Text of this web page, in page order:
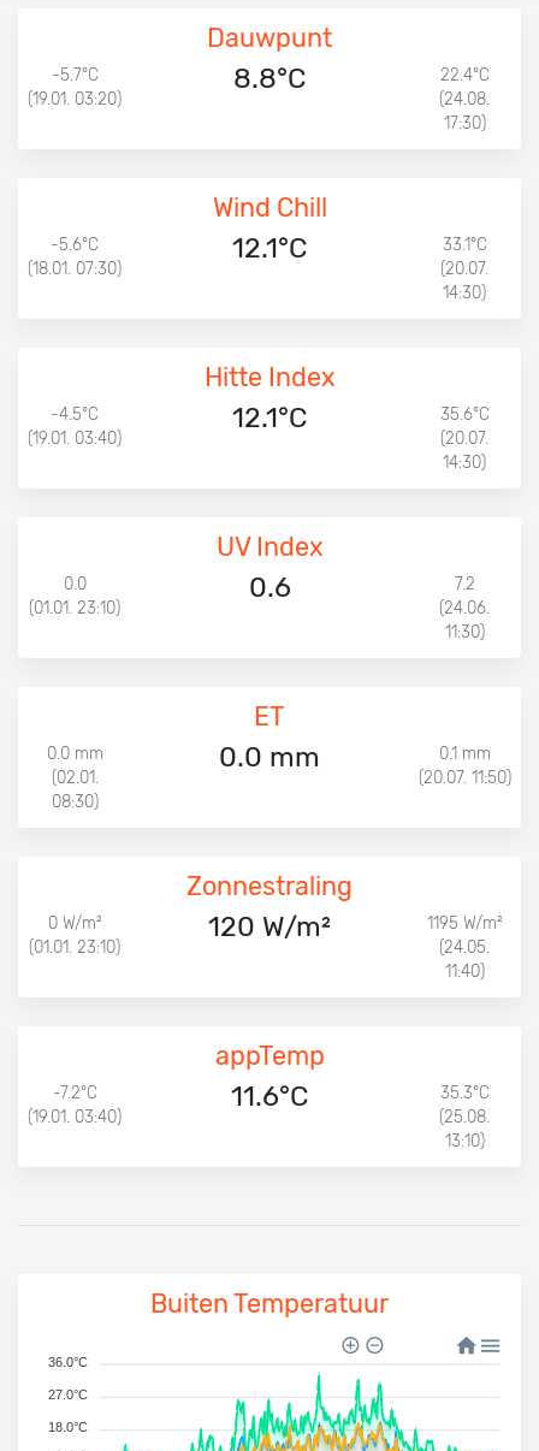
Dauwpunt
-5.7°C
(19.01. 03:20)
8.8°C
22.4°C
(24.08.
17:30)
Wind Chill
-5.6°C
(18.01. 07:30)
12.1°C
33.1°C
(20.07.
14:30)
Hitte Index
-4.5°C
(19.01. 03:40)
12.1°C
35.6°C
(20.07.
14:30)
UV Index
0.0
(01.01. 23:10)
0.6
7.2
(24.06.
11:30)
ET
0.0 mm
(02.01.
08:30)
0.0 mm
0.1 mm
(20.07. 11:50)
Zonnestraling
0 W/m²
(01.01. 23:10)
120 W/m²
1195 W/m²
(24.05.
11:40)
appTemp
-7.2°C
(19.01. 03:40)
11.6°C
35.3°C
(25.08.
13:10)
Buiten Temperatuur
36.0°C
27.0°C
18.0°C